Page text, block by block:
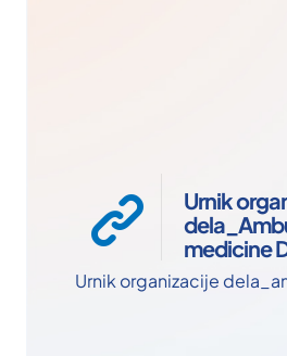
Urnik
medicine
Urnik organizacije